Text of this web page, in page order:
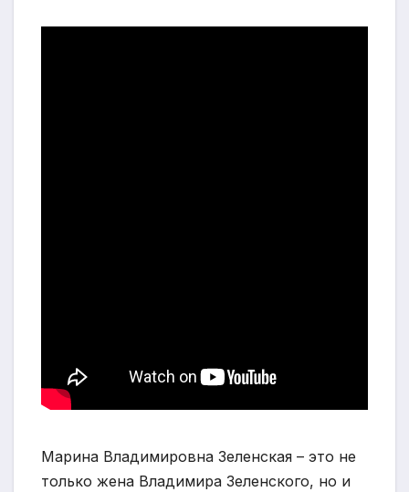
Марина Владимировна Зеленская – это не
только жена Владимира Зеленского, но и